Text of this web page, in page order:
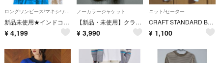
ロングワンピース/マキシワンピース
新品未使用★インドコットン6分袖丈ハシゴレースワンピース＊ブルー
¥ 4,199
ノーカラージャケット
【新品・未使用】クラフトスタンダードブティック ポンチノーカラージャケット 羽織 タグ
¥ 3,990
ニット/セーター
CRAFT STANDARD BOUTIQUE 半袖ニット ホワイト M
¥ 1,100